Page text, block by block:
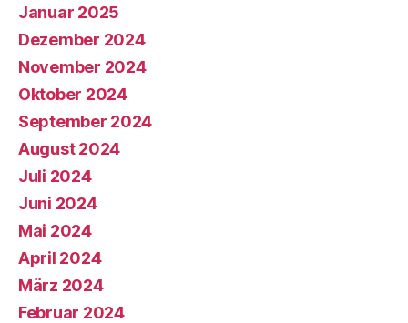
Januar 2025
Dezember 2024
November 2024
Oktober 2024
September 2024
August 2024
Juli 2024
Juni 2024
Mai 2024
April 2024
März 2024
Februar 2024